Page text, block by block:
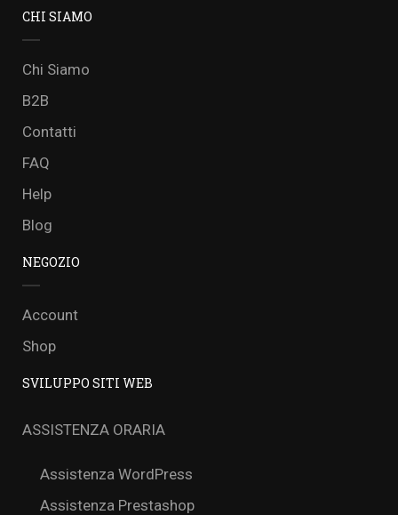
CHI SIAMO
Chi Siamo
B2B
Contatti
FAQ
Help
Blog
NEGOZIO
Account
Shop
SVILUPPO SITI WEB
ASSISTENZA ORARIA
Assistenza WordPress
Assistenza Prestashop